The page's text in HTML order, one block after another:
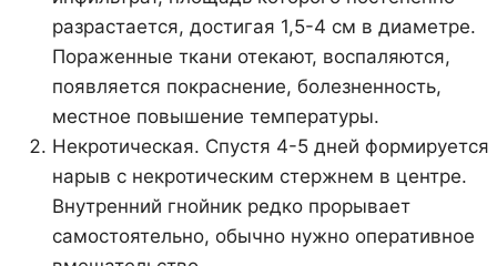
разрастается, достигая 1,5-4 см в диаметре.
Пораженные ткани отекают, воспаляются,
появляется покраснение, болезненность,
местное повышение температуры.
Некротическая. Спустя 4-5 дней формируется
нарыв с некротическим стержнем в центре.
Внутренний гнойник редко прорывает
самостоятельно, обычно нужно оперативное